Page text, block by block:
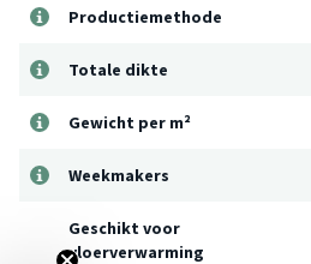
Productiemethode
Totale dikte
Gewicht per m²
Weekmakers
Geschikt voor
vloerverwarming